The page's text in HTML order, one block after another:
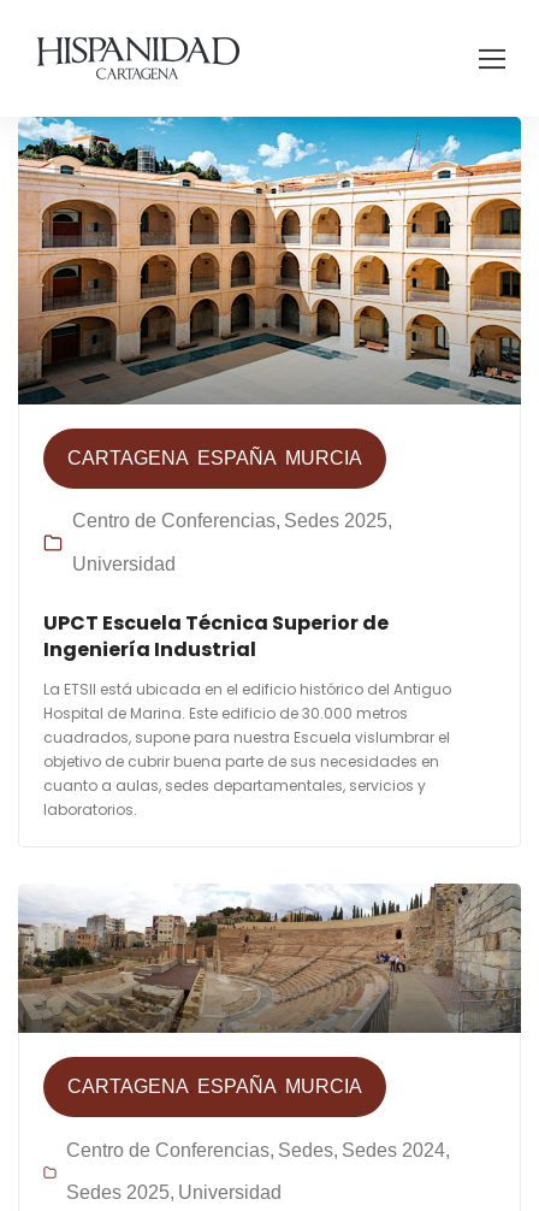
CARTAGENA ESPAÑA MURCIA
Centro de Conferencias Sedes 2025
Universidad
UPCT Escuela Técnica Superior de
Ingeniería Industrial
La ETSII está ubicada en el edificio histórico del Antiguo
Hospital de Marina. Este edificio de 30.000 metros
cuadrados, supone para nuestra Escuela vislumbrar el
objetivo de cubrir buena parte de sus necesidades en
cuanto a aulas, sedes departamentales, servicios y
laboratorios.
CARTAGENA ESPAÑA MURCIA
Centro de Conferencias Sedes Sedes 2024
Sedes 2025 Universidad